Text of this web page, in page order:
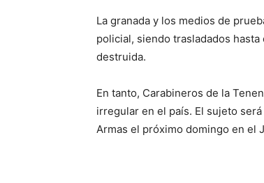
La granada y los medios de
policial, siendo trasladados
destruida.
En tanto, Carabineros de la
irregular en el país. El sujeto
Armas el próximo domingo en el